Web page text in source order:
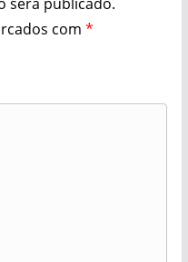
será publicado.
com *